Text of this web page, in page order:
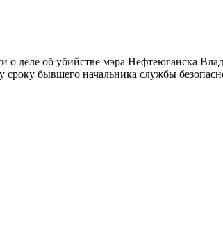
деле об убийстве мэра Нефтеюганска
сроку бывшего начальника службы